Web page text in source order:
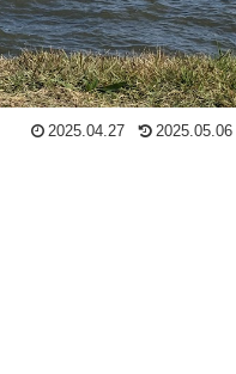
2025.04.27 2025.05.06